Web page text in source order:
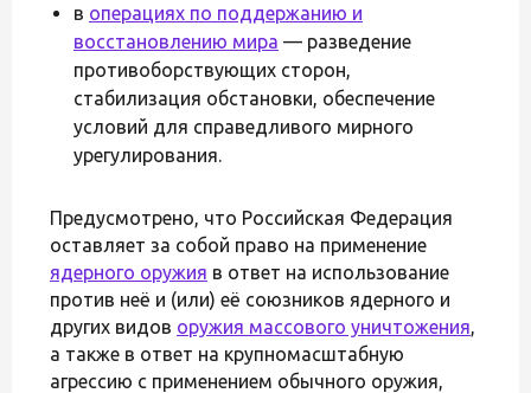
в операциях по поддержанию и
восстановлению мира — разведение
противоборствующих сторон,
стабилизация обстановки, обеспечение
условий для справедливого мирного
урегулирования.
Предусмотрено, что Российская Федерация
оставляет за собой право на применение
ядерного оружия в ответ на использование
против неё и (или) её союзников ядерного и
других видов оружия массового уничтожения,
а также в ответ на крупномасштабную
агрессию с применением обычного оружия,